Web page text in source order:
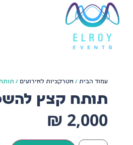
עמוד הבית /אטרקציות לאירועים /
תותח קצץ
₪ 2,000